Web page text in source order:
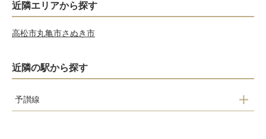
近隣エリアから探す
高松市丸亀市さぬき市
近隣の駅から探す
予讃線